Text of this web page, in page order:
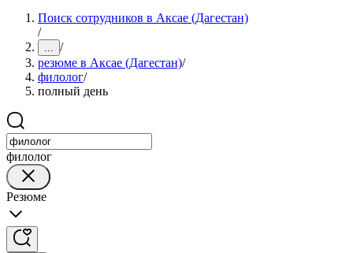
Поиск сотрудников в Аксае (Дагестан)
/
... /
резюме в Аксае (Дагестан)/
филолог/
полный день
филолог
Резюме